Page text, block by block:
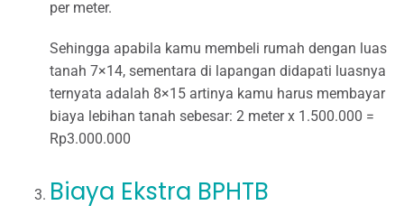
per meter.
Sehingga apabila kamu membeli rumah dengan luas
tanah 7×14, sementara di lapangan didapati luasnya
ternyata adalah 8×15 artinya kamu harus membayar
biaya lebihan tanah sebesar: 2 meter x 1.500.000 =
Rp3.000.000
Biaya Ekstra BPHTB